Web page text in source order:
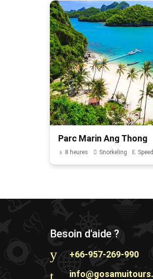
Parc Marin Ang Thong
8 heures Snorkeling
Besoin d'aide ?
+66-957-269-990